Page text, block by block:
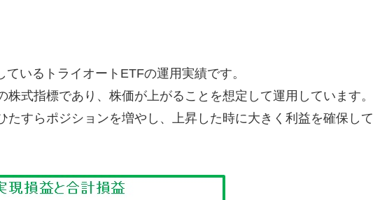
いるトライオートETFの運用実績です。
式指標であり、株価が上がることを想定して運用しています。
たすらポジションを増やし、上昇した時に大きく利益を確保して